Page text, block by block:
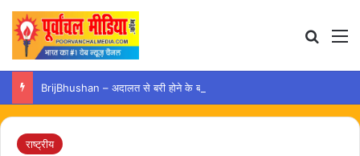
राष्ट्रीय